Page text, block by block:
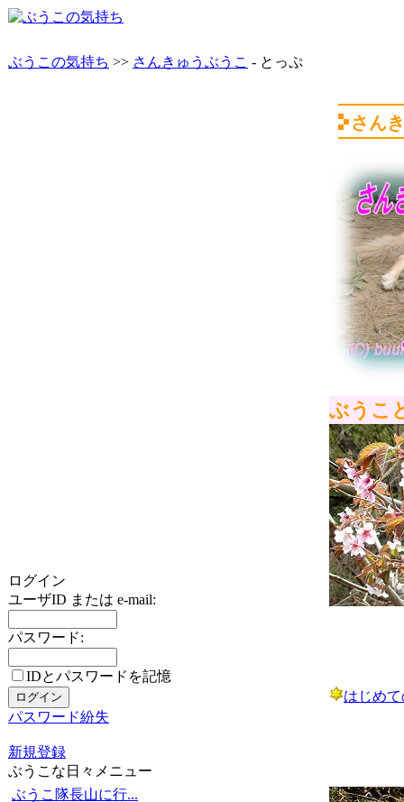
ぶうこの気持ち >> さんきゅうぶうこ - とっぷ
ログイン
ユーザID または e-mail:
パスワード:
IDとパスワードを記憶
パスワード紛失
新規登録
ぶうこな日々メニュー
ぶうこ隊長山に行...
さん
ぶうこ
はじめ